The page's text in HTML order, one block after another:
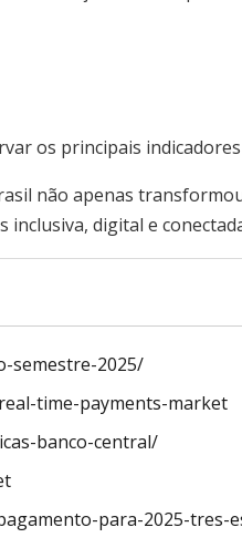
os principais
não apenas
inclusiva, digital e
semestre-2025/
time-payments-market
banco-central/
para-2025-tres-